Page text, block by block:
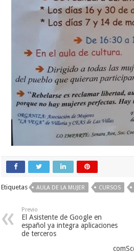
Etiquetas AULA DE LA MUJER CURSOS
Previo
El Asistente de Google en
español ya integra aplicaciones
de terceros